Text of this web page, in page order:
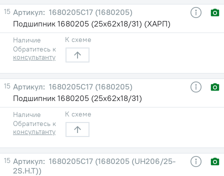
15
1680205С17 (1680205)
Подшипник 1680205 (25х62х18/31) (ХАРП)
Наличие
Обратитесь к
консультанту
К схеме
15
1680205С17 (1680205)
Подшипник 1680205 (25х62х18/31)
Наличие
Обратитесь к
консультанту
К схеме
15
1680205С17 (1680205 (UH206/25-
2S.H.T))